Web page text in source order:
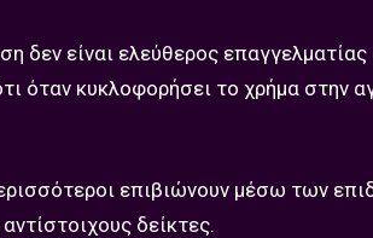
δεν είναι ελεύθερος
όταν κυκλοφορήσει το χρήμα στην
επιβιώνουν μέσω των
δείκτες.